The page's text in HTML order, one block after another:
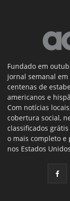
Fundado em
jornal semanal
centenas de
americanos e
Com notícias
cobertura social,
classificados
o mais completo
nos Estados